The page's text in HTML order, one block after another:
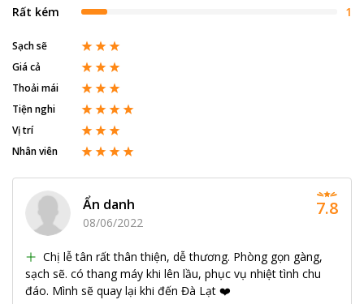
Rất kém 1
Sạch sẽ
Giá cả
Thoải mái
Tiện nghi
Vị trí
Nhân viên
Ẩn danh
08/06/2022
Chị lễ tân rất thân thiện, dễ thương. Phòng gọn gàng,
sạch sẽ. có thang máy khi lên lầu, phục vụ nhiệt tình chu
đáo. Mình sẽ quay lại khi đến Đà Lạt ❤️
7.8